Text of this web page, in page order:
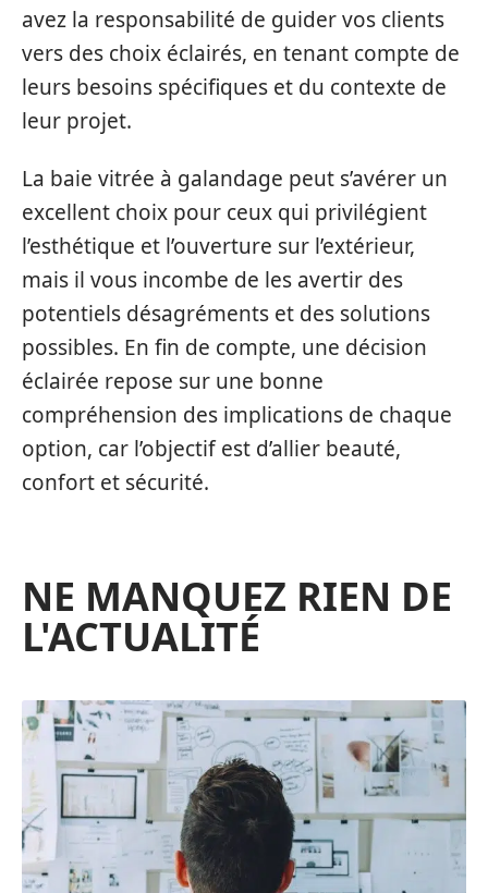
avez la responsabilité de guider vos clients
vers des choix éclairés, en tenant compte de
leurs besoins spécifiques et du contexte de
leur projet.
La baie vitrée à galandage peut s’avérer un
excellent choix pour ceux qui privilégient
l’esthétique et l’ouverture sur l’extérieur,
mais il vous incombe de les avertir des
potentiels désagréments et des solutions
possibles. En fin de compte, une décision
éclairée repose sur une bonne
compréhension des implications de chaque
option, car l’objectif est d’allier beauté,
confort et sécurité.
NE MANQUEZ RIEN DE
L'ACTUALITÉ